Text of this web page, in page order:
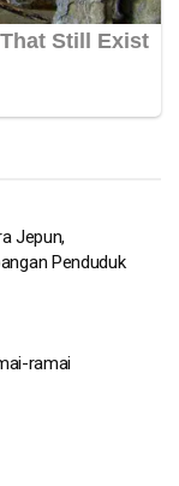
Jepun,
Penduduk
ramai